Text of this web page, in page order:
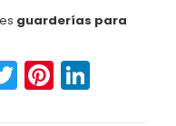
guarderías para
TwitterPinterest